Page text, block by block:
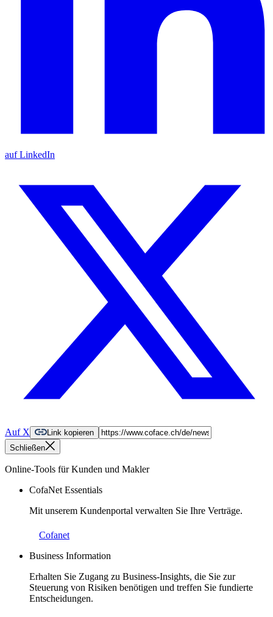
auf LinkedIn
Auf X
Link kopieren
Schließen
Online-Tools für Kunden und Makler
CofaNet Essentials
Mit unserem Kundenportal verwalten Sie Ihre Verträge.
Cofanet
Business Information
Erhalten Sie Zugang zu Business-Insights, die Sie zur
Steuerung von Risiken benötigen und treffen Sie fundierte
Entscheidungen.